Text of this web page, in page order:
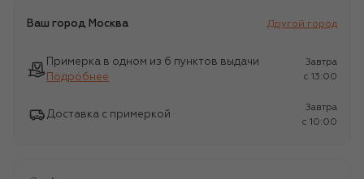
Ваш город Москва Другой город
Примерка в одном из 6 пунктов выдачи
Подробнее
Завтра
c 13:00
Доставка с примеркой
Завтра
c 10:00